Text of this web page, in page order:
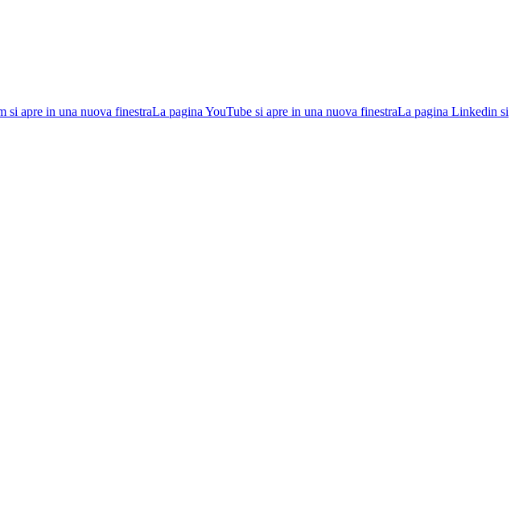
si apre in una nuova finestraLa pagina YouTube si apre in una nuova finestraLa pagina Linkedin si